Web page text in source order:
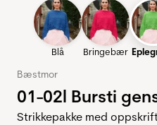
Blå Bringebær
Bæstmor
01-02l Bursti
Strikkepakke med